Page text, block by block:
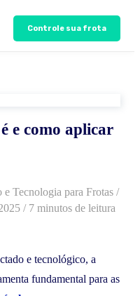
Controle sua frota
e como aplicar
e Tecnologia para Frotas /
/ 7 minutos de leitura
e tecnológico, a
fundamental para as